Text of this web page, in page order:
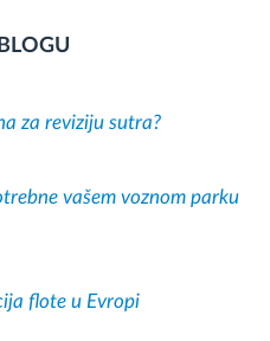
za reviziju sutra?
vašem voznom parku
flote u Evropi